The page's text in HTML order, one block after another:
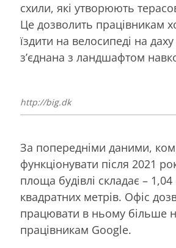
схили, які утворюють
Це дозволить працівникам
їздити на велосипеді на
з’єднана з ландшафтом
http://big.dk
За попередніми даними,
функціонувати після 2021
площа будівлі складає – 1,04
квадратних метрів. Офіс
працювати в ньому більше
працівникам Google.